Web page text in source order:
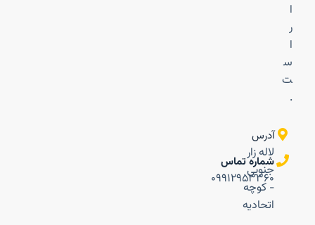
ا
ر
ا
س
ت
.
آدرس
لاله زار
جنوبی
- کوچه
اتحادیه
شماره تماس
۰۹۹۱۲۹۵۳۳۶۰